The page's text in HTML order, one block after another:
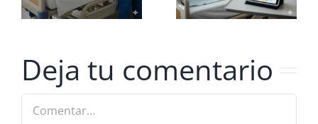
Prevención
Deja tu comentario